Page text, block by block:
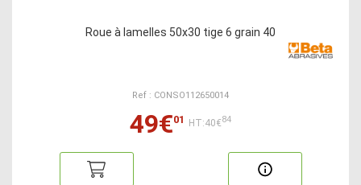
Roue à lamelles 50x30 tige 6 grain 40
Ref : CONSO112650014
49€01 HT:40€84